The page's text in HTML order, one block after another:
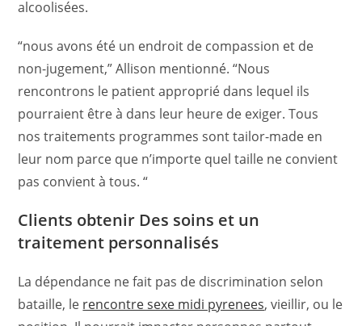
alcoolisées.
“nous avons été un endroit de compassion et de
non-jugement,” Allison mentionné. “Nous
rencontrons le patient approprié dans lequel ils
pourraient être à dans leur heure de exiger. Tous
nos traitements programmes sont tailor-made en
leur nom parce que n’importe quel taille ne convient
pas convient à tous. “
Clients obtenir Des soins et un
traitement personnalisés
La dépendance ne fait pas de discrimination selon
bataille, le rencontre sexe midi pyrenees, vieillir, ou le